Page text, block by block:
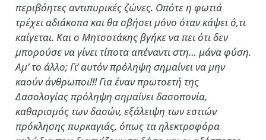
περιβόητες αντιπυρικές ζώνες. Οπότε η φωτιά
τρέχει αδιάκοπα και θα σβήσει μόνο όταν κάψει ό,τι
καίγεται. Και ο Μητσοτάκης βγήκε να πει ότι δεν
μπορούσε να γίνει τίποτα απέναντι στη… μάνα φύση.
Αμ’ το άλλο; Γι’ αυτόν πρόληψη σημαίνει να μην
καούν άνθρωποι!!! Για έναν πρωτοετή της
Δασολογίας πρόληψη σημαίνει δασοπονία,
καθαρισμός των δασών, εξάλειψη των εστιών
πρόκλησης πυρκαγιάς, όπως τα ηλεκτροφόρα